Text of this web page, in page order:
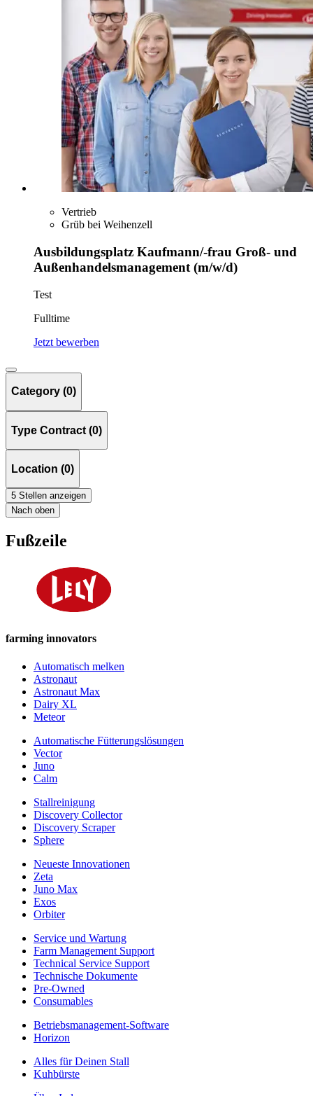
Vertrieb
Grüb bei Weihenzell
Ausbildungsplatz Kaufmann/-frau Groß- und
Außenhandelsmanagement (m/w/d)
Test
Fulltime
Jetzt bewerben
Category (0)
Type Contract (0)
Location (0)
5 Stellen anzeigen
Nach oben
Fußzeile
farming innovators
Automatisch melken
Astronaut
Astronaut Max
Dairy XL
Meteor
Automatische Fütterungslösungen
Vector
Juno
Calm
Stallreinigung
Discovery Collector
Discovery Scraper
Sphere
Neueste Innovationen
Zeta
Juno Max
Exos
Orbiter
Service und Wartung
Farm Management Support
Technical Service Support
Technische Dokumente
Pre-Owned
Consumables
Betriebsmanagement-Software
Horizon
Alles für Deinen Stall
Kuhbürste